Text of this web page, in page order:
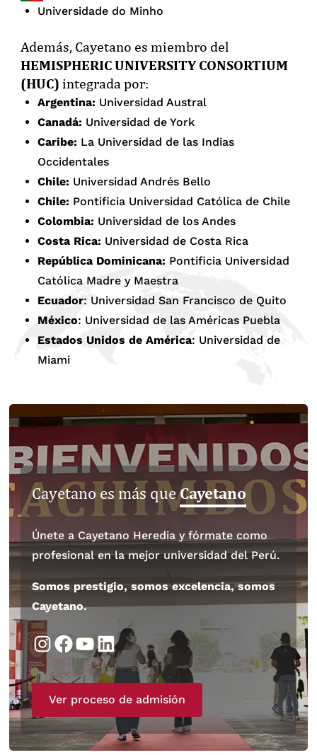
Universidade do Minho
Además, Cayetano es miembro del
HEMISPHERIC UNIVERSITY CONSORTIUM
(HUC)integrada por:
Argentina: Universidad Austral
Canadá: Universidad de York
Caribe: La Universidad de las Indias
Occidentales
Chile: Universidad Andrés Bello
Chile: Pontificia Universidad Católica de Chile
Colombia: Universidad de los Andes
Costa Rica: Universidad de Costa Rica
República Dominicana: Pontificia Universidad
Católica Madre y Maestra
Ecuador: Universidad San Francisco de Quito
México: Universidad de las Américas Puebla
Estados Unidos de América: Universidad de
Miami
Cayetano es más queCayetano
Únete a Cayetano Heredia y fórmate como
profesional en la mejor universidad del Perú.
Somos prestigio, somos excelencia, somos
Cayetano.
Instagram
Facebook
YouTube
LinkedIn
Ver proceso de admisión